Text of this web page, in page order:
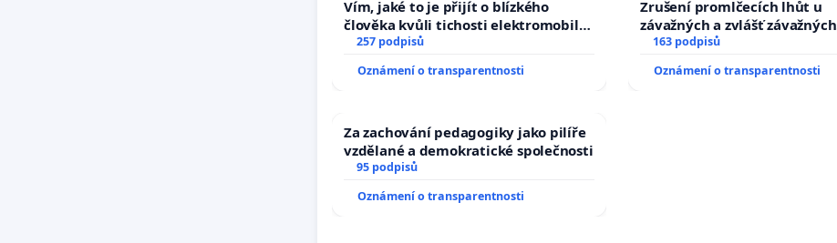
Vím, jaké to je přijít o blízkého
člověka kvůli tichosti elektromobilů,
nečekejme, až přibydou další,
257 podpisů
Oznámení o transparentnosti
Zrušení promlčecích lhůt u
závažných a zvlášť závažných
trestných činů
163 podpisů
Oznámení o transparentnosti
Za zachování pedagogiky jako pilíře
vzdělané a demokratické společnosti
95 podpisů
Oznámení o transparentnosti